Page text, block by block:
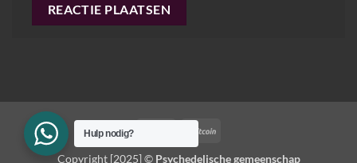
PayPal
Copyright [2025] © Psychedelische gemeenschap
Hulp nodig?